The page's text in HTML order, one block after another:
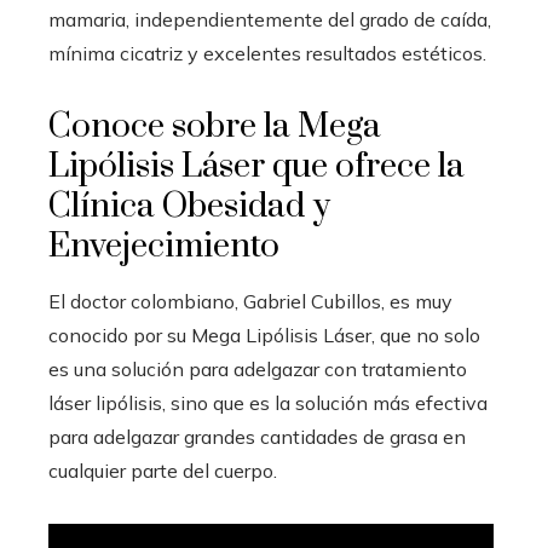
mamaria, independientemente del grado de caída,
mínima cicatriz y excelentes resultados estéticos.
Conoce sobre la Mega
Lipólisis Láser que ofrece la
Clínica Obesidad y
Envejecimiento
El doctor colombiano, Gabriel Cubillos, es muy
conocido por su Mega Lipólisis Láser, que no solo
es una solución para adelgazar con tratamiento
láser lipólisis, sino que es la solución más efectiva
para adelgazar grandes cantidades de grasa en
cualquier parte del cuerpo.